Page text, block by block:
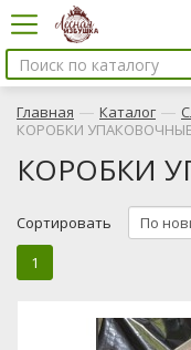
Главная — Каталог —
КОРОБКИ УПАКОВОЧНЫЕ
КОРОБКИ
1
Сортировать